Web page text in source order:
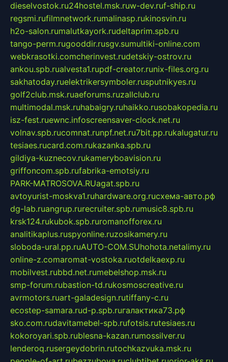
dieselvostok.ru24hostel.msk.ruw-dev.ruf-ship.ru
regsmi.rufilmnetwork.rumalinasp.rukinosvin.ru
h2o-salon.rumalutkayork.rudeltaprim.spb.ru
tango-perm.rugooddir.rusgv.sumultiki-online.com
webkrasotki.comcherinvest.rudetskiy-ostrov.ru
ankou.spb.rualvesta1.rupdf-creator.runix-files.org.ru
sakhatoday.ruelektrikersymboler.rusputnikyes.ru
golf2club.msk.ruaeforums.ruzallclub.ru
multimodal.msk.ruhabaigry.ruhaikko.rusobakopedia.ru
isz-fest.ruewnc.infoscreensaver-clock.net.ru
volnav.spb.rucomnat.runpf.net.ru7bit.pp.rukalugatur.ru
tesiaes.rucard.com.rukazanka.spb.ru
gildiya-kuznecov.rukameryboavision.ru
griffoncom.spb.rufabrika-emotsiy.ru
PARK-MATROSOVA.RUagat.spb.ru
avtoyurist-moskva1.ruhardware.org.ruсхема-авто.рф
dg-lab.ruangrup.rurecruiter.spb.rumusic8.spb.ru
krsk124.rukubok.spb.ruromanofforex.ru
analitikaplus.ruspyonline.ruzosikamery.ru
sloboda-ural.pp.ruAUTO-COM.SUhohota.netalimy.ru
online-z.comaromat-vostoka.ruotdelkaexp.ru
mobilvest.rubbd.net.rumebelshop.msk.ru
smp-forum.rubastion-td.rukosmoscreative.ru
avrmotors.ruart-galadesign.rutiffany-c.ru
ecostep-samara.rud-p.spb.ruгалактика73.рф
sko.com.rudavitamebel-spb.rufotsis.rutesiaes.ru
kokoroyari.spb.rublesna-kazan.rumossilver.ru
lenderoq.rusergeydobrin.rutochkazvuka.msk.ru